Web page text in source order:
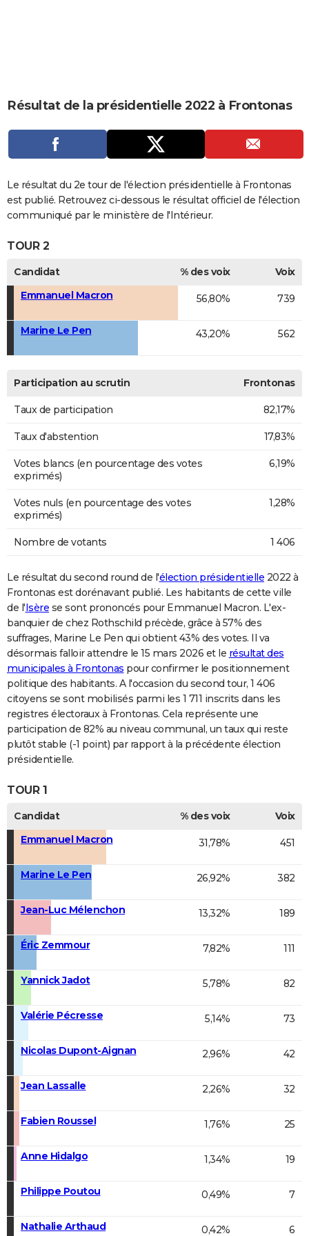
CARTE DE VOEUX
DICTIONNAIRE
Dictionnaire
Biographies
Expressions
Proverbes
PROGRAMME TV
COPAINS D'AVANT
S'inscrire
Se connecter
Lycées
Collèges
Primaires
Universités
Entreprises
Service militaire
Avis de recherche
AVIS DE DÉCÈS
FORUM
Bricolage
Culture
Television
Voyage
Résultat de la présidentielle 2022 à Frontonas
Le résultat du 2e tour de l'élection présidentielle à Frontonas
est publié. Retrouvez ci-dessous le résultat officiel de l'élection
communiqué par le ministère de l'Intérieur.
TOUR 2
Candidat % des voix
Voix
Emmanuel Macron
56,80% 739
Marine Le Pen 43,20% 562
Participation au scrutin Frontonas
Taux de participation 82,17%
Taux d'abstention 17,83%
Votes blancs (en pourcentage des votes
exprimés)
6,19%
Votes nuls (en pourcentage des votes
exprimés)
1,28%
Nombre de votants 1 406
Le résultat du second round de l'élection présidentielle 2022 à
Frontonas est dorénavant publié. Les habitants de cette ville
de l'Isère se sont prononcés pour Emmanuel Macron. L'ex-
banquier de chez Rothschild précède, grâce à 57% des
suffrages, Marine Le Pen qui obtient 43% des votes. Il va
désormais falloir attendre le 15 mars 2026 et le résultat des
municipales à Frontonas pour confirmer le positionnement
politique des habitants. A l'occasion du second tour, 1 406
citoyens se sont mobilisés parmi les 1 711 inscrits dans les
registres électoraux à Frontonas. Cela représente une
participation de 82% au niveau communal, un taux qui reste
plutôt stable (-1 point) par rapport à la précédente élection
présidentielle.
TOUR 1
Candidat % des voix
Voix
Emmanuel Macron
31,78% 451
Marine Le Pen 26,92% 382
Jean-Luc Mélenchon 13,32% 189
Éric Zemmour 7,82% 111
Yannick Jadot 5,78% 82
Valérie Pécresse 5,14% 73
Nicolas Dupont-Aignan 2,96% 42
Jean Lassalle 2,26% 32
Fabien Roussel 1,76% 25
Anne Hidalgo 1,34% 19
Philippe Poutou 0,49% 7
Nathalie Arthaud 0,42% 6